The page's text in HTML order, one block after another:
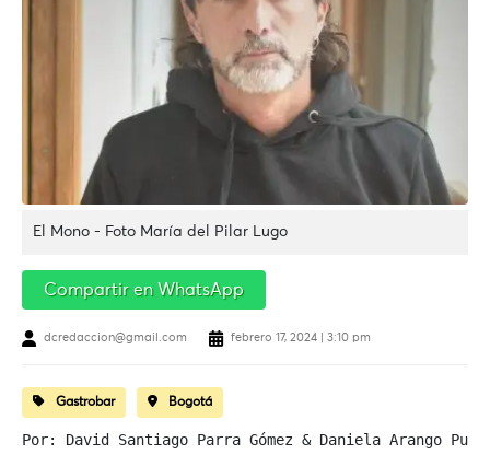
El Mono - Foto María del Pilar Lugo
Compartir en WhatsApp
dcredaccion@gmail.com febrero 17, 2024 | 3:10 pm
Gastrobar Bogotá
Por: David Santiago Parra Gómez & Daniela Arango